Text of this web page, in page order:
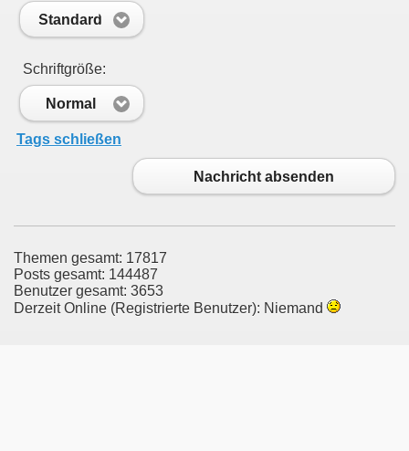
Standard
Schriftgröße:
Normal
Tags schließen
Nachricht absenden
Themen gesamt: 17817
Posts gesamt: 144487
Benutzer gesamt: 3653
Derzeit Online (Registrierte Benutzer): Niemand